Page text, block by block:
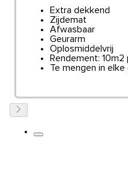
Extra dekkend
Zijdemat
Afwasbaar
Geurarm
Oplosmiddelvrij
Rendement: 10m2
Te mengen in